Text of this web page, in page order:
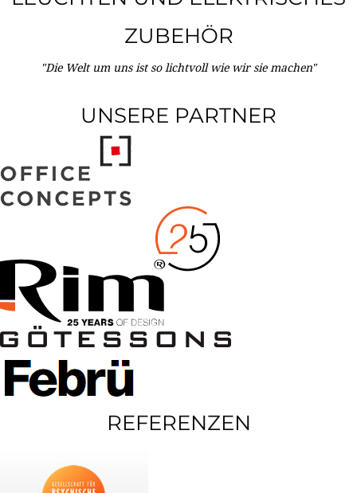
ZUBEHÖR
"Die Welt um uns ist so lichtvoll wie wir sie machen"
UNSERE PARTNER
REFERENZEN